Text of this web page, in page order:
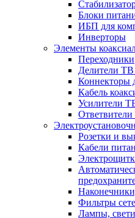
Блоки
ИБП для
Инверторы
Элементы
Переходники
Делители ТВ
Коннекторы
Кабель
Усилители
Розетки и
Кабели
Фильтры
Лампы,